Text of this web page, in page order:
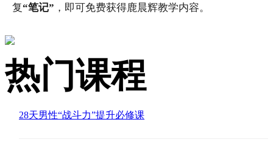
复“笔记” ，即可免费获得鹿晨辉教学内容。
热门课程
28天男性“战斗力”提升必修课